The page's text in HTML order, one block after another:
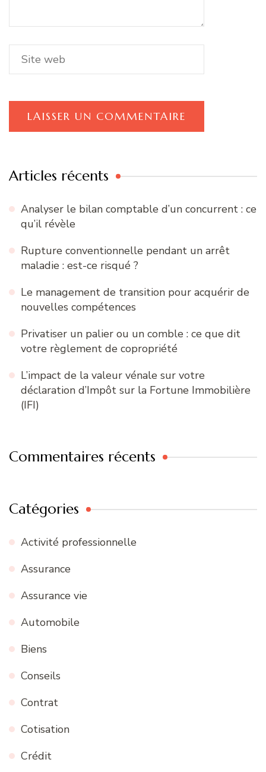
Articles récents
Analyser le bilan comptable d’un concurrent : ce
qu’il révèle
Rupture conventionnelle pendant un arrêt
maladie : est-ce risqué ?
Le management de transition pour acquérir de
nouvelles compétences
Privatiser un palier ou un comble : ce que dit
votre règlement de copropriété
L’impact de la valeur vénale sur votre
déclaration d’Impôt sur la Fortune Immobilière
(IFI)
Commentaires récents
Catégories
Activité professionnelle
Assurance
Assurance vie
Automobile
Biens
Conseils
Contrat
Cotisation
Crédit